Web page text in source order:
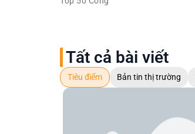
Tất cả bài viết
Tiêu điểm Bản tin thị trường